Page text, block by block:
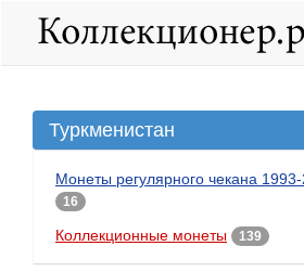
Туркменистан
Монеты регулярного чекана 1993-
16
Коллекционные монеты 139